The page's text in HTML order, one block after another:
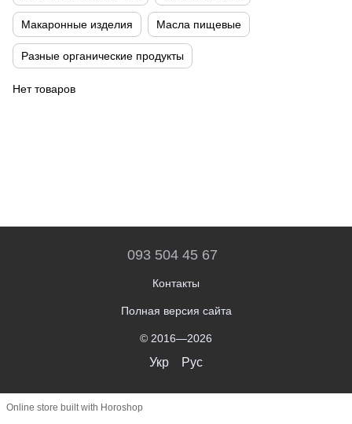
Макаронные изделия Масла пищевые
Разные органические продукты
Нет товаров
093 504 45 67
Контакты
Полная версия сайта
© 2016—2026
Укр Рус
Online store built with Horoshop